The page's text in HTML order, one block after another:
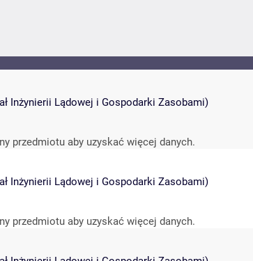
Inżynierii Lądowej i Gospodarki Zasobami)
przedmiotu aby uzyskać więcej danych.
Inżynierii Lądowej i Gospodarki Zasobami)
przedmiotu aby uzyskać więcej danych.